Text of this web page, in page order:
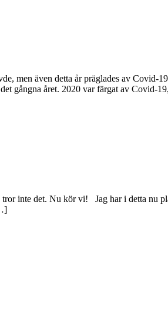
men även detta år präglades av
gångna året. 2020 var färgat av Covid-
inte det. Nu kör vi! Jag har i detta nu